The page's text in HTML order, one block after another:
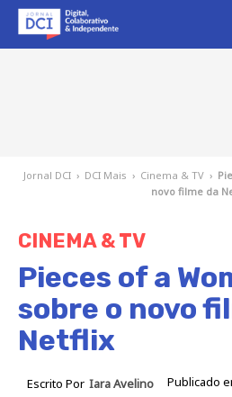
Jornal DCI › DCI Mais › Cinema & TV ›
novo filme da
CINEMA & TV
Pieces of a
sobre o novo
Netflix
Escrito Por Iara Avelino Publicado